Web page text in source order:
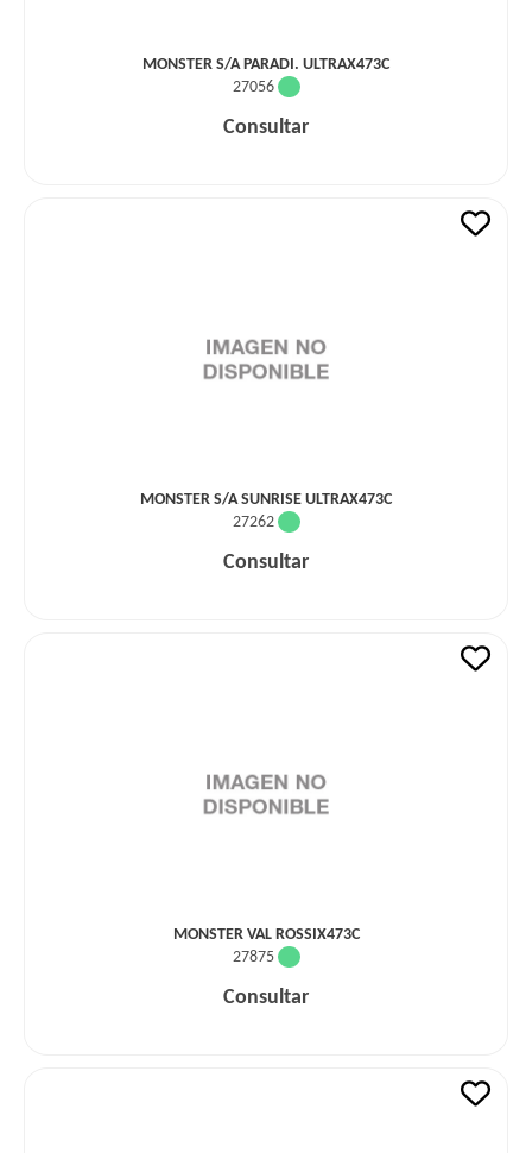
MONSTER S/A PARADI. ULTRAX473C
27056
Consultar
MONSTER S/A SUNRISE ULTRAX473C
27262
Consultar
MONSTER VAL ROSSIX473C
27875
Consultar